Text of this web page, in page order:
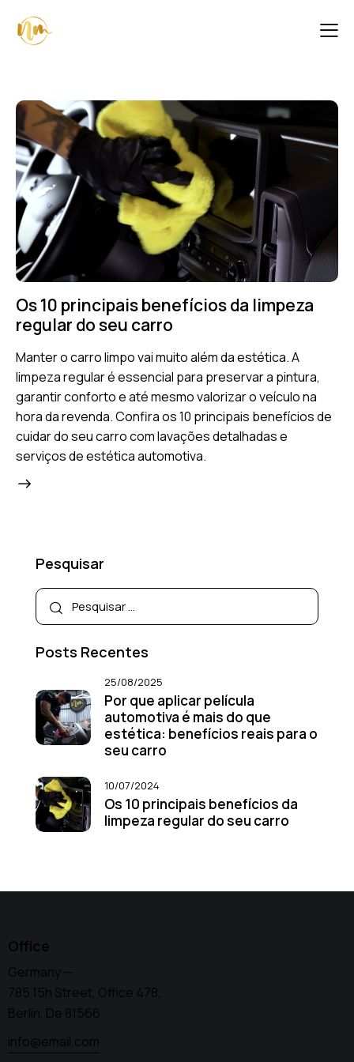
Os 10 principais benefícios da limpeza
regular do seu carro
Manter o carro limpo vai muito além da estética. A
limpeza regular é essencial para preservar a pintura,
garantir conforto e até mesmo valorizar o veículo na
hora da revenda. Confira os 10 principais benefícios de
cuidar do seu carro com lavações detalhadas e
serviços de estética automotiva.
Pesquisar
Posts Recentes
25/08/2025
Por que aplicar película
automotiva é mais do que
estética: benefícios reais para o
seu carro
10/07/2024
Os 10 principais benefícios da
limpeza regular do seu carro
Office
Germany —
785 15h Street, Office 478,
Berlin, De 81566
info@email.com